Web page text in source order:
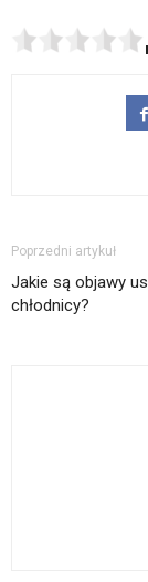
Poprzedni artykuł
Jakie są objawy
chłodnicy?